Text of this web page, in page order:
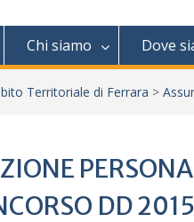
Chi siamo Dove
Territoriale di Ferrara >
DD